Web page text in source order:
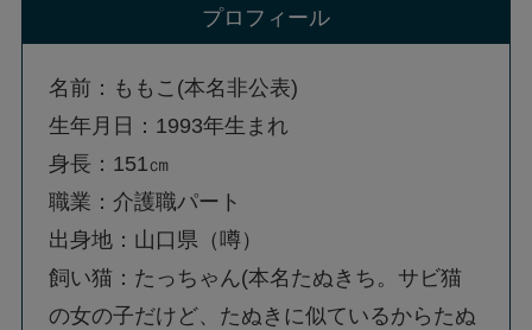
プロフィール
名前：ももこ(本名非公表)
生年月日：1993年生まれ
身長：151㎝
職業：介護職パート
出身地：山口県（噂）
飼い猫：たっちゃん(本名たぬきち。サビ猫
の女の子だけど、たぬきに似ているからたぬ